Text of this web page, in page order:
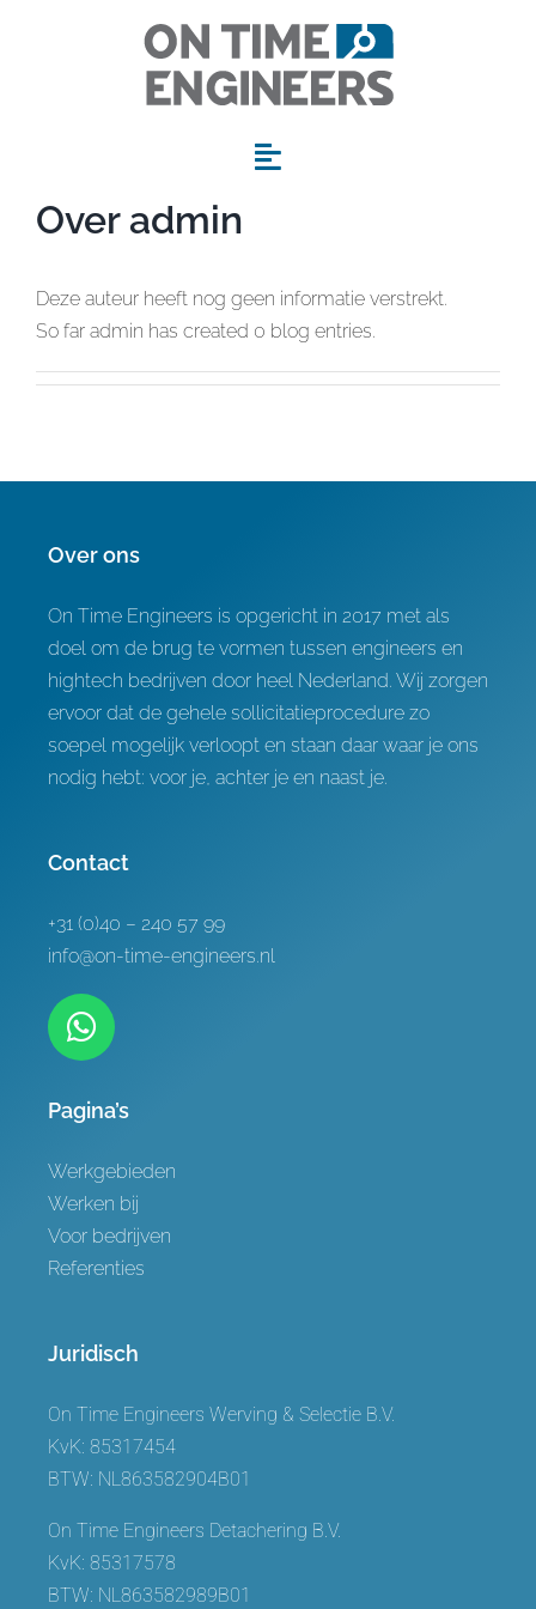
Toggle
Home
Werkgebieden
Werken bij
Contact
Over admin
Deze auteur heeft nog geen informatie verstrekt.
So far admin has created 0 blog entries.
Over ons
On Time Engineers is opgericht in 2017 met als
doel om de brug te vormen tussen engineers en
hightech bedrijven door heel Nederland. Wij zorgen
ervoor dat de gehele sollicitatieprocedure zo
soepel mogelijk verloopt en staan daar waar je ons
nodig hebt: voor je, achter je en naast je.
Contact
+31 (0)40 – 240 57 99
info@on-time-engineers.nl
Pagina’s
Werkgebieden
Werken bij
Voor bedrijven
Referenties
Juridisch
On Time Engineers Werving & Selectie B.V.
KvK: 85317454
BTW: NL863582904B01
On Time Engineers Detachering B.V.
KvK: 85317578
BTW: NL863582989B01